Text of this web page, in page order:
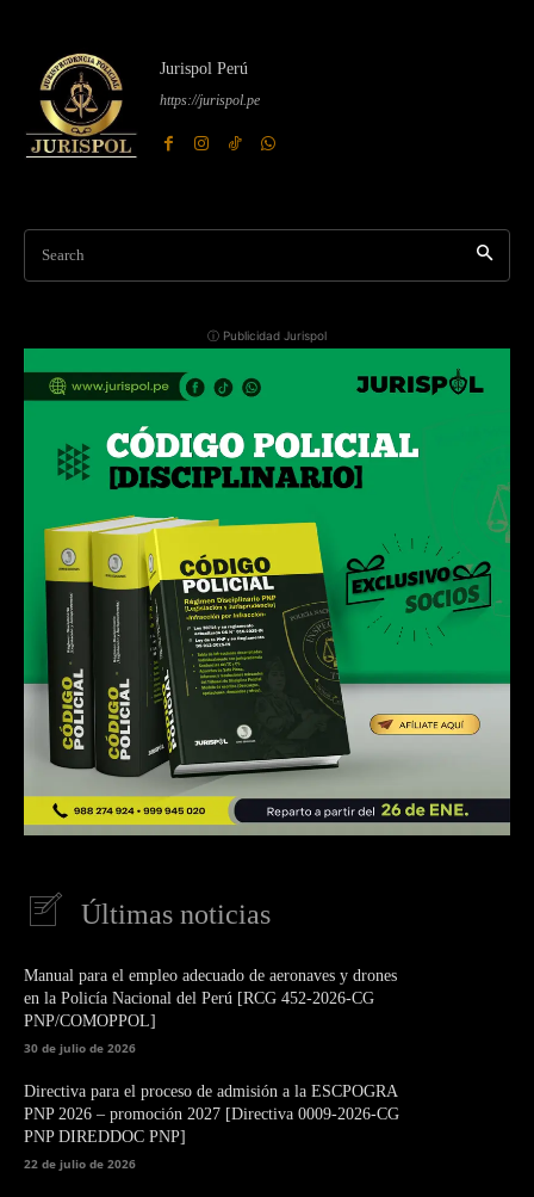
Jurispol Perú
https://jurispol.pe
Search
ⓘ Publicidad Jurispol
Últimas noticias
Manual para el empleo adecuado de aeronaves y drones
en la Policía Nacional del Perú [RCG 452-2026-CG
PNP/COMOPPOL]
30 de julio de 2026
Directiva para el proceso de admisión a la ESCPOGRA
PNP 2026 – promoción 2027 [Directiva 0009-2026-CG
PNP DIREDDOC PNP]
22 de julio de 2026